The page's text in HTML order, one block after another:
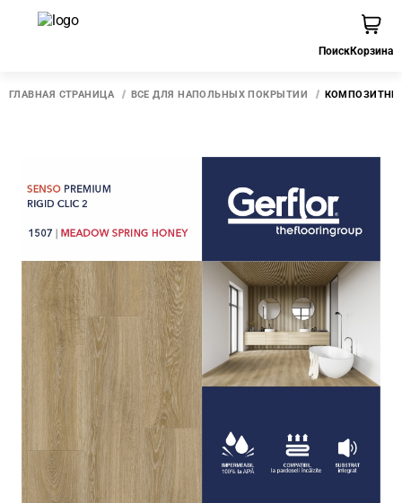
ПоискКорзина
ГЛАВНАЯ СТРАНИЦА ВСЕ ДЛЯ НАПОЛЬНЫХ ПОКРЫТИЙ КОМПОЗИТНЫЙ